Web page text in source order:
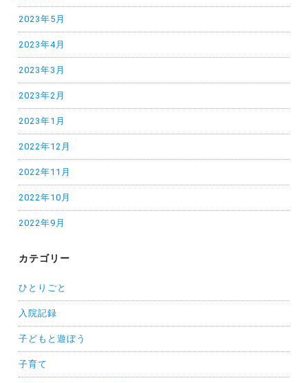
2023年5月
2023年4月
2023年3月
2023年2月
2023年1月
2022年12月
2022年11月
2022年10月
2022年9月
カテゴリー
ひとりごと
入院記録
子どもと遊ぼう
子育て